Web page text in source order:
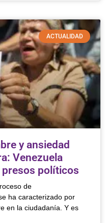
ACTUALIDAD
y ansiedad
Venezuela
presos políticos
de
ha caracterizado por
en la ciudadanía. Y es